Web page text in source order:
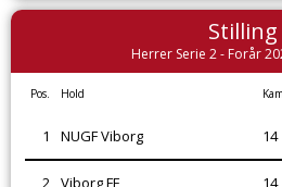
Stilling
Herrer Serie 2 - Forår
Pos. Hold
1 NUGF Viborg 14
2 Viborg FF 14